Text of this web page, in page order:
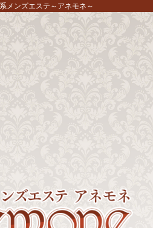
メンズエステ～アネモネ～